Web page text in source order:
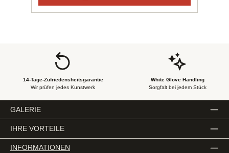
14-Tage-Zufriedensheitsgarantie
Wir prüfen jedes Kunstwerk
White Glove Handling
Sorgfalt bei jedem Stück
GALERIE
IHRE VORTEILE
INFORMATIONEN